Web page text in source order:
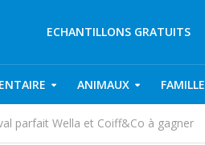
ECHANTILLONS GRATUITS
ANIMAUX FAMILLE
parfait Wella et Coiff&Co à gagner